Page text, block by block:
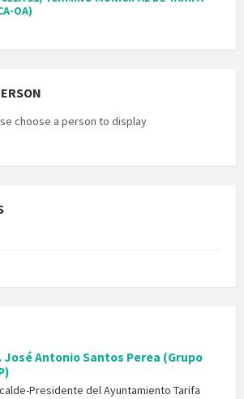
OA)
choose a person to display
José Antonio Santos Perea (Grupo
Presidente del Ayuntamiento Tarifa